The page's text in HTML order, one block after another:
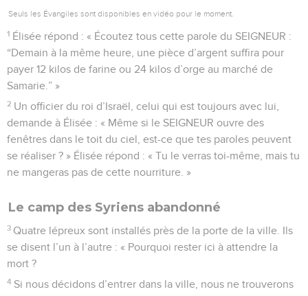
Seuls les Évangiles sont disponibles en vidéo pour le moment.
1 Élisée répond : « Écoutez tous cette parole du SEIGNEUR :
“Demain à la même heure, une pièce d’argent suffira pour
payer 12 kilos de farine ou 24 kilos d’orge au marché de
Samarie.” »
2 Un officier du roi d’Israël, celui qui est toujours avec lui,
demande à Élisée : « Même si le SEIGNEUR ouvre des
fenêtres dans le toit du ciel, est-ce que tes paroles peuvent
se réaliser ? » Élisée répond : « Tu le verras toi-même, mais tu
ne mangeras pas de cette nourriture. »
Le camp des Syriens abandonné
3 Quatre lépreux sont installés près de la porte de la ville. Ils
se disent l’un à l’autre : « Pourquoi rester ici à attendre la
mort ?
4 Si nous décidons d’entrer dans la ville, nous ne trouverons